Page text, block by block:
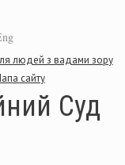
людей з вадами зору
сайту
Суд